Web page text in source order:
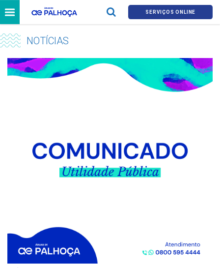
SERVIÇOS ONLINE
NOTÍCIAS